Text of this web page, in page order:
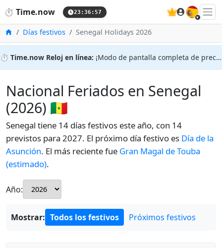
⏱️ Time.now 23:36:58 🇪🇸
InicioDías festivos Senegal Holidays 2026
⏱️ Time.now Reloj en línea: ¡Modo de pantalla completa de precisión!
Nacional Feriados en Senegal
(2026) 🇸🇳
Senegal tiene 14 días festivos este año, con 14
previstos para 2027. El próximo día festivo es Día de la
Asunción. El más reciente fue Gran Magal de Touba
(estimado).
Año:
Mostrar: Todos los festivos Próximos festivos